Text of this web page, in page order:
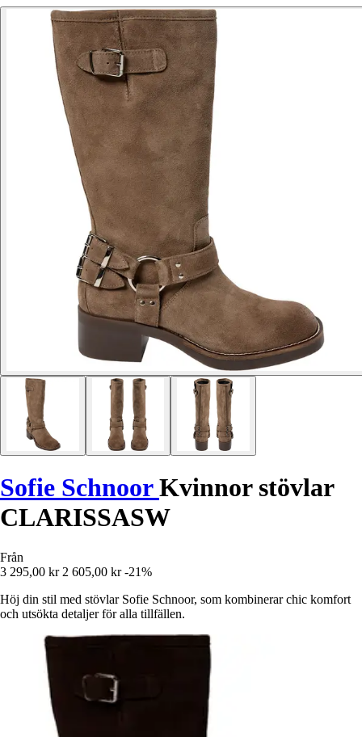
Sofie SchnoorKvinnor stövlar
CLARISSASW
Från
3 295,00 kr 2 605,00 kr -21%
Höj din stil med stövlar Sofie Schnoor, som kombinerar chic komfort
och utsökta detaljer för alla tillfällen.